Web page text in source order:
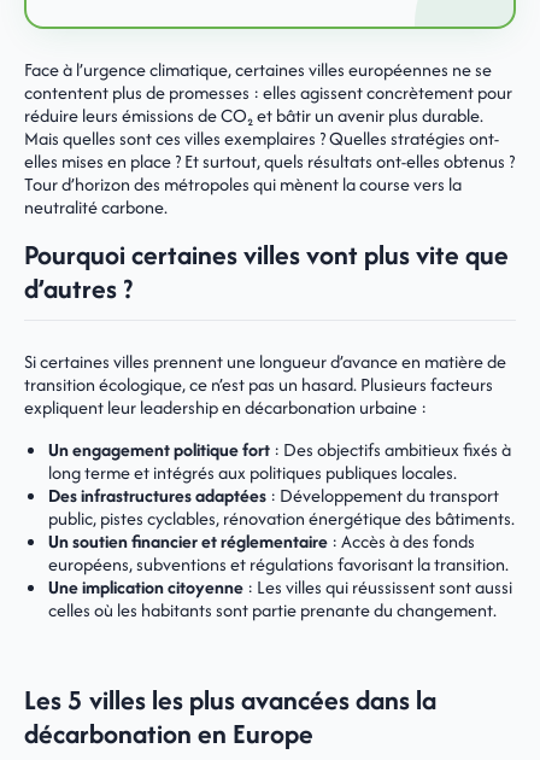
Face à l’urgence climatique, certaines villes européennes ne se
contentent plus de promesses : elles agissent concrètement pour
réduire leurs émissions de CO₂ et bâtir un avenir plus durable.
Mais quelles sont ces villes exemplaires ? Quelles stratégies ont-
elles mises en place ? Et surtout, quels résultats ont-elles obtenus ?
Tour d’horizon des métropoles qui mènent la course vers la
neutralité carbone.
Pourquoi certaines villes vont plus vite que
d’autres ?
Si certaines villes prennent une longueur d’avance en matière de
transition écologique, ce n’est pas un hasard. Plusieurs facteurs
expliquent leur leadership en décarbonation urbaine :
Un engagement politique fort : Des objectifs ambitieux fixés à
long terme et intégrés aux politiques publiques locales.
Des infrastructures adaptées : Développement du transport
public, pistes cyclables, rénovation énergétique des bâtiments.
Un soutien financier et réglementaire : Accès à des fonds
européens, subventions et régulations favorisant la transition.
Une implication citoyenne : Les villes qui réussissent sont aussi
celles où les habitants sont partie prenante du changement.
Les 5 villes les plus avancées dans la
décarbonation en Europe